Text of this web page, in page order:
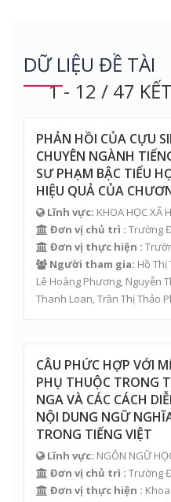
DỮ LIỆU ĐỀ TÀI
1 - 12 / 47
PHẢN HỒI CỦA CỰU
CHUYÊN NGÀNH
SƯ PHẠM BẬC TIỂU
HIỆU QUẢ CỦA
Lĩnh vực: KHOA HỌC XÃ
Đơn vị chủ trì : Trường
Đơn vị thực hiện :
Người tham gia: Hồ Thị
Lê Hoàng Phương, Nguyễn
Thanh Loan,Trần Thị Thảo
CÂU PHỨC HỢP VỚI
PHỤ THUỘC TRONG
NGA VÀ CÁC CÁCH
NỘI DUNG NGỮ
TRONG TIẾNG VIỆT
Lĩnh vực: NGÔN NGỮ
Đơn vị chủ trì : Trường
Đơn vị thực hiện :